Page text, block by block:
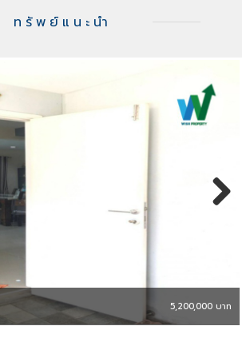
ทรัพย์แนะนำ
5,200,000 บาท